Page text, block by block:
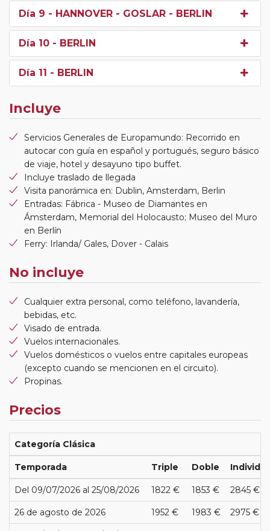
Día 9 - HANNOVER - GOSLAR - BERLIN
Día 10 - BERLIN
Día 11 - BERLIN
Incluye
Servicios Generales de Europamundo: Recorrido en
autocar con guía en español y portugués, seguro básico
de viaje, hotel y desayuno tipo buffet.
Incluye traslado de llegada
Visita panorámica en: Dublin, Amsterdam, Berlin
Entradas: Fábrica - Museo de Diamantes en
Ámsterdam, Memorial del Holocausto; Museo del Muro
en Berlín
Ferry: Irlanda/ Gales, Dover - Calais
No incluye
Cualquier extra personal, como teléfono, lavandería,
bebidas, etc.
Visado de entrada.
Vuelos internacionales.
Vuelos domésticos o vuelos entre capitales europeas
(excepto cuando se mencionen en el circuito).
Propinas.
Precios
Categoría Clásica
Temporada Triple Doble
Del 09/07/2026 al 25/08/2026 1822 € 1853 € 2845 €
26 de agosto de 2026 1952 € 1983 € 2975 €